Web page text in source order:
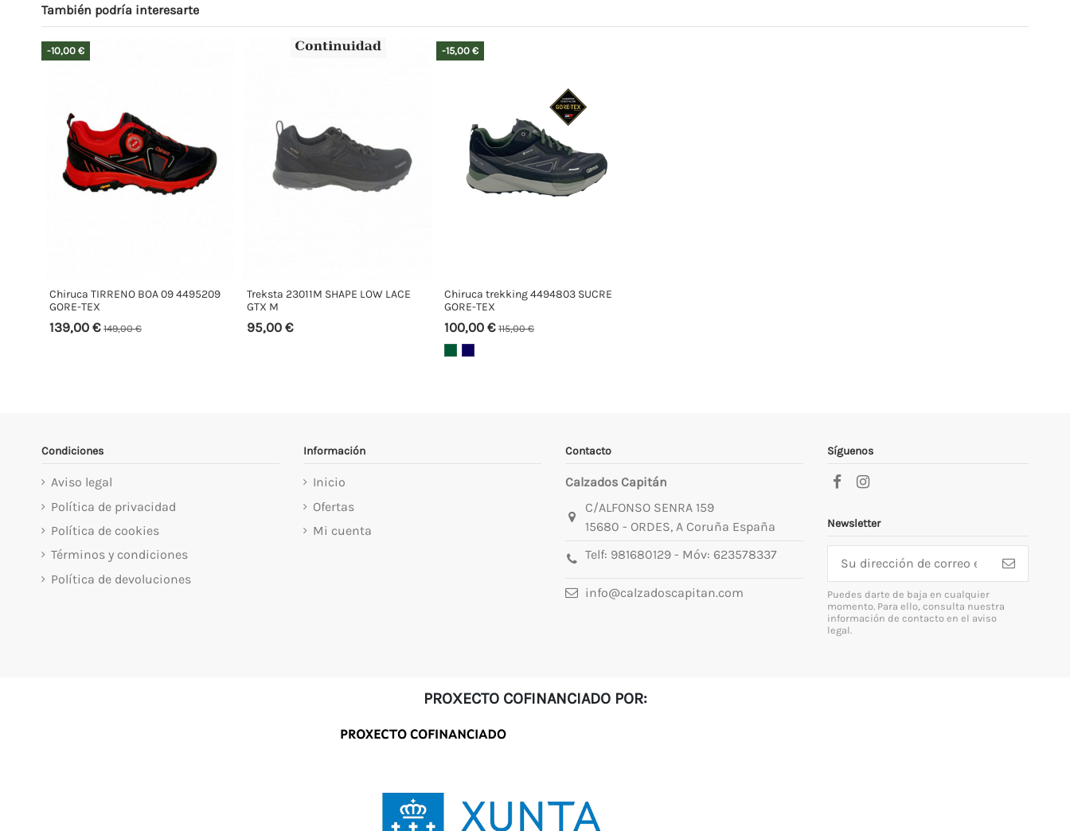
También podría interesarte
-10,00 €
Chiruca TIRRENO BOA 09 4495209
GORE-TEX
139,00 € 149,00 €
Treksta 23011M SHAPE LOW LACE
GTX M
95,00 €
-15,00 €
Chiruca trekking 4494803 SUCRE
GORE-TEX
100,00 € 115,00 €
Condiciones
Aviso legal
Política de privacidad
Política de cookies
Términos y condiciones
Política de devoluciones
Información
Inicio
Ofertas
Mi cuenta
Contacto
Calzados Capitán
C/ALFONSO SENRA 159
15680 - ORDES, A Coruña España
Telf: 981680129- Móv: 623578337
info@calzadoscapitan.com
Síguenos
Newsletter
Puedes darte de baja en cualquier
momento. Para ello, consulta nuestra
información de contacto en el aviso
legal.
PROXECTO COFINANCIADO POR: